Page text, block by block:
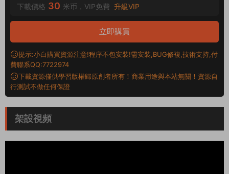
下載價格 30 米币，VIP免費 升級VIP
立即購買
提示:小白購買資源注意!程序不包安裝!需安裝,BUG修複,技術支持,付
費聯系QQ:7722974
下載資源僅供學習版權歸原創者所有！商業用途與本站無關！資源自
行測試不做任何保證
架設視頻